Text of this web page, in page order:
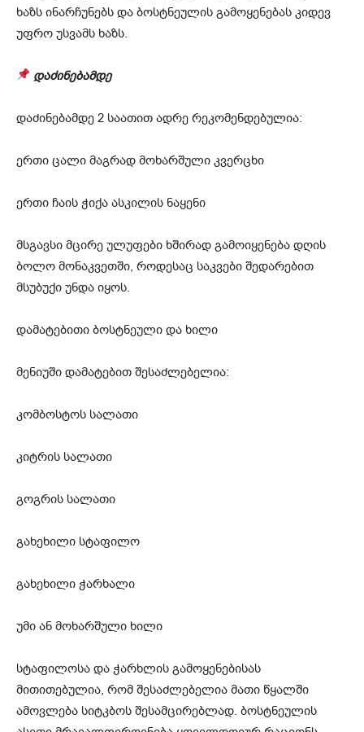
ხაზს ინარჩუნებს და ბოსტნეულის გამოყენებას კიდევ
უფრო უსვამს ხაზს.
დაძინებამდე
დაძინებამდე 2 საათით ადრე რეკომენდებულია:
ერთი ცალი მაგრად მოხარშული კვერცხი
ერთი ჩაის ჭიქა ასკილის ნაყენი
მსგავსი მცირე ულუფები ხშირად გამოიყენება დღის
ბოლო მონაკვეთში, როდესაც საკვები შედარებით
მსუბუქი უნდა იყოს.
დამატებითი ბოსტნეული და ხილი
მენიუში დამატებით შესაძლებელია:
კომბოსტოს სალათი
კიტრის სალათი
გოგრის სალათი
გახეხილი სტაფილო
გახეხილი ჭარხალი
უმი ან მოხარშული ხილი
სტაფილოსა და ჭარხლის გამოყენებისას
მითითებულია, რომ შესაძლებელია მათი წყალში
ამოვლება სიტკბოს შესამცირებლად. ბოსტნეულის